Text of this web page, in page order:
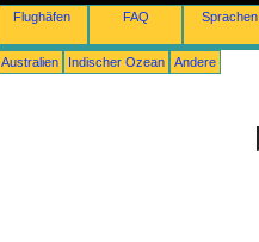
Flughäfen FAQ Sprachen
Australien Indischer Ozean Andere